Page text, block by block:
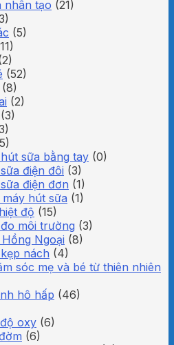
nhân tạo (21)
(5)
(52)
(8)
(2)
(3)
sữa bằng tay (0)
điện đôi (3)
điện đơn (1)
hút sữa (1)
độ (15)
môi trường (3)
Ngoại (8)
nách (4)
sóc mẹ và bé từ thiên nhiên
hô hấp (46)
oxy (6)
(6)